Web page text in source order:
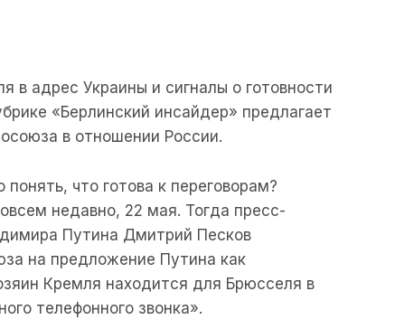
в адрес Украины и сигналы о готовности
«Берлинский инсайдер» предлагает
в отношении России.
что готова к переговорам?
недавно, 22 мая. Тогда пресс-
Путина Дмитрий Песков
на предложение Путина как
Кремля находится для Брюсселя в
телефонного звонка».